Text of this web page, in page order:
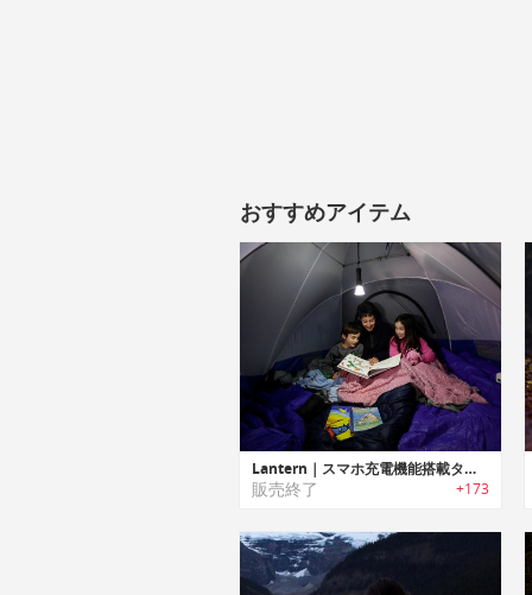
おすすめアイテム
Lantern｜スマホ充電機能搭載タフフラッシュライト「ランタン」
販売終了 +173